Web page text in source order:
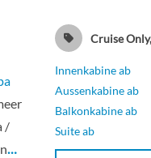
/
…
Cruise
Innenkabine ab
Aussenkabine ab
Balkonkabine ab
Suite ab